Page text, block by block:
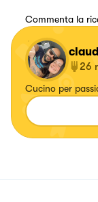
Commenta la
26
Cucino per